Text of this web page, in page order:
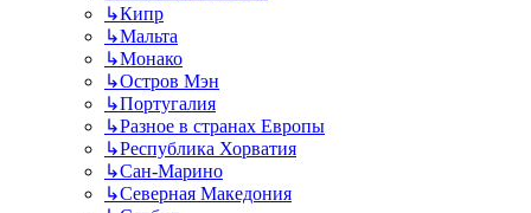
↳Кипр
↳Мальта
↳Монако
↳Остров Мэн
↳Португалия
↳Разное в странах Европы
↳Республика Хорватия
↳Сан-Марино
↳Северная Македония